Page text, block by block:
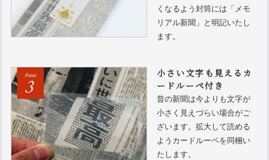
くなるよう封筒には「メモ
リアル新聞」と明記いたし
ます。
小さい文字も見えるカ
ードルーペ付き
昔の新聞は今よりも文字が
小さく見えづらい場合がご
ざいます。拡大して読める
ようカードルーペを同梱い
たします。